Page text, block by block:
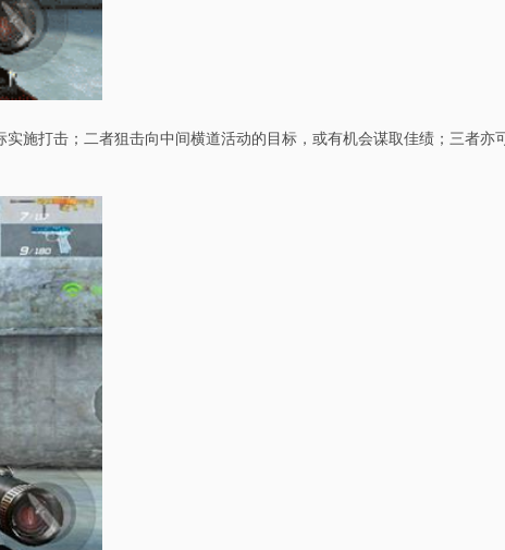
施打击；二者狙击向中间横道活动的目标，或有机会谋取佳绩；三者亦